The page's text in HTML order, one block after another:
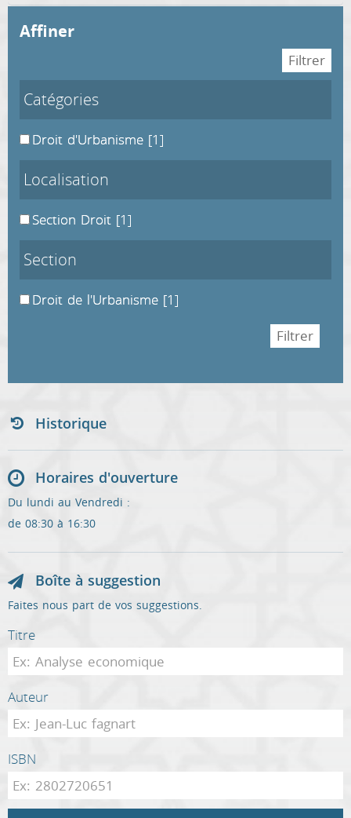
affiner
Catégories
Droit d'Urbanisme [1]
Localisation
Section Droit [1]
Section
Droit de l'Urbanisme [1]
Historique
Horaires d'ouverture
Du lundi au Vendredi :
de 08:30 à 16:30
Boîte à suggestion
Faites nous part de vos suggestions.
Titre
Auteur
ISBN